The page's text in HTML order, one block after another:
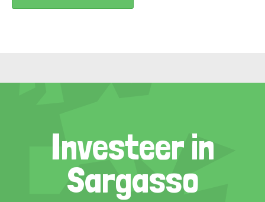
Investeer in
Sargasso